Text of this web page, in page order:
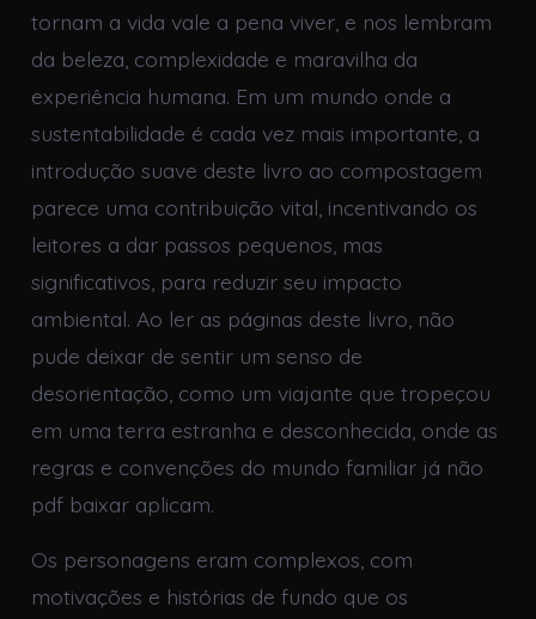
tornam a vida vale a pena viver, e nos lembram
da beleza, complexidade e maravilha da
experiência humana. Em um mundo onde a
sustentabilidade é cada vez mais importante, a
introdução suave deste livro ao compostagem
parece uma contribuição vital, incentivando os
leitores a dar passos pequenos, mas
significativos, para reduzir seu impacto
ambiental. Ao ler as páginas deste livro, não
pude deixar de sentir um senso de
desorientação, como um viajante que tropeçou
em uma terra estranha e desconhecida, onde as
regras e convenções do mundo familiar já não
pdf baixar aplicam.
Os personagens eram complexos, com
motivações e histórias de fundo que os